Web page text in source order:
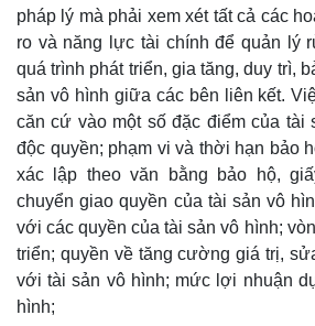
pháp lý mà phải xem xét tất cả các
ro và năng lực tài chính để quản lý
quá trình phát triển, gia tăng, duy trì,
sản vô hình giữa các bên liên kết.
căn cứ vào một số đặc điểm của tài
độc quyền; phạm vi và thời hạn bảo
xác lập theo văn bằng bảo hộ,
chuyển giao quyền của tài sản vô
với các quyền của tài sản vô hình;
triển; quyền về tăng cường giá trị,
với tài sản vô hình; mức lợi nhuận
hình;